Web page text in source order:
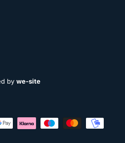
by we-site
Auswahl:€0,00